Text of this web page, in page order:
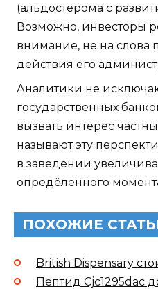
(альдостерома с
Возможно, инвесторы
внимание, не на слова
действия его
Аналитики не
государственных
вызвать интерес
называют эту
в заведении
опредёленного
ПОХОЖИЕ
British Dispensary
Пептид Cjc1295dac